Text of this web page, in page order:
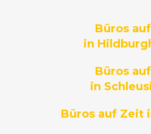
Büros
in
Büros
in
Büros auf Zeit